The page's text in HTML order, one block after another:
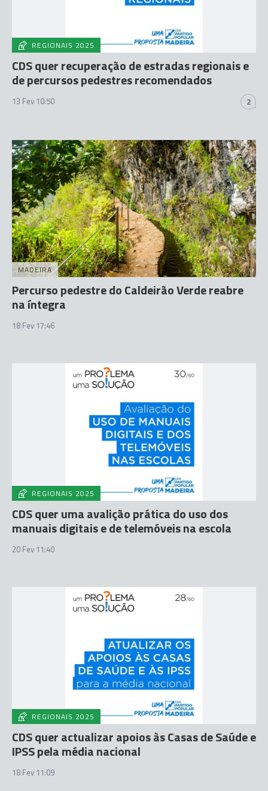
REGIONAIS 2025
CDS quer recuperação de estradas regionais e
de percursos pedestres recomendados
13 Fev 10:50 2
MADEIRA
Percurso pedestre do Caldeirão Verde reabre
na íntegra
18 Fev 17:46
REGIONAIS 2025
CDS quer uma avalição prática do uso dos
manuais digitais e de telemóveis na escola
20 Fev 11:40
REGIONAIS 2025
CDS quer actualizar apoios às Casas de Saúde e
IPSS pela média nacional
18 Fev 11:09